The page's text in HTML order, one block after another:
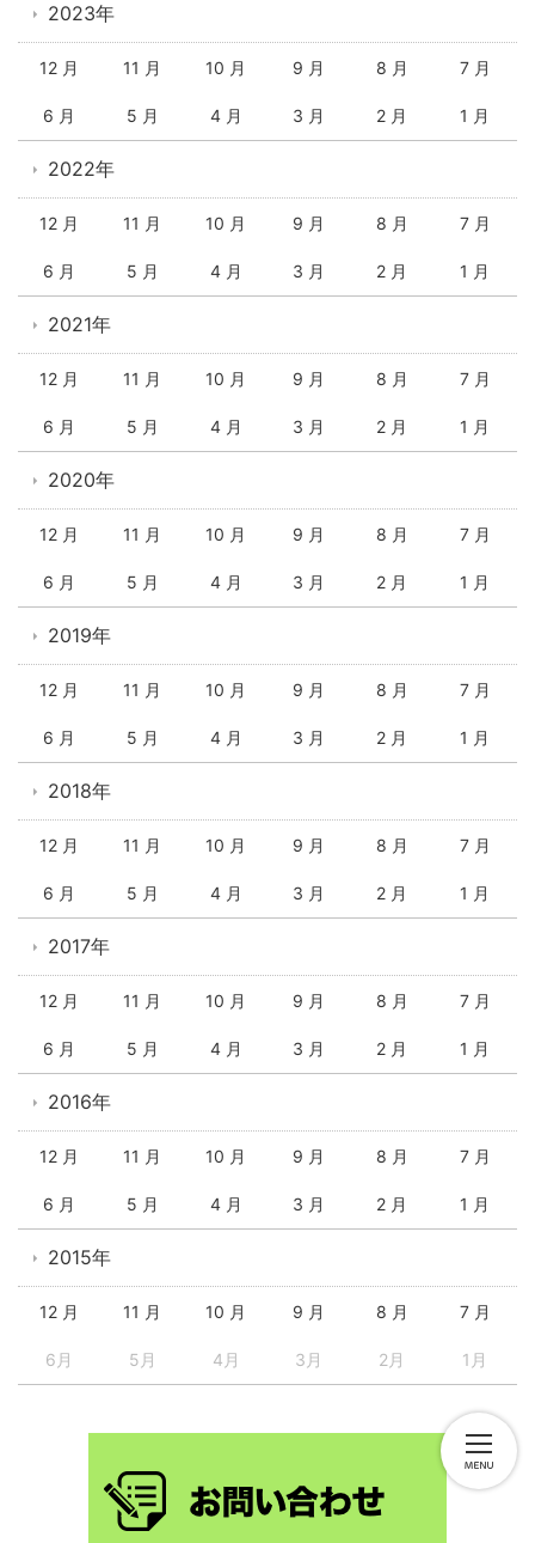
2023年
12 月 11 月 10 月 9 月 8 月 7 月
6 月 5 月 4 月 3 月 2 月 1 月
2022年
12 月 11 月 10 月 9 月 8 月 7 月
6 月 5 月 4 月 3 月 2 月 1 月
2021年
12 月 11 月 10 月 9 月 8 月 7 月
6 月 5 月 4 月 3 月 2 月 1 月
2020年
12 月 11 月 10 月 9 月 8 月 7 月
6 月 5 月 4 月 3 月 2 月 1 月
2019年
12 月 11 月 10 月 9 月 8 月 7 月
6 月 5 月 4 月 3 月 2 月 1 月
2018年
12 月 11 月 10 月 9 月 8 月 7 月
6 月 5 月 4 月 3 月 2 月 1 月
2017年
12 月 11 月 10 月 9 月 8 月 7 月
6 月 5 月 4 月 3 月 2 月 1 月
2016年
12 月 11 月 10 月 9 月 8 月 7 月
6 月 5 月 4 月 3 月 2 月 1 月
2015年
12 月 11 月 10 月 9 月 8 月 7 月
6月 5月 4月 3月 2月 1月